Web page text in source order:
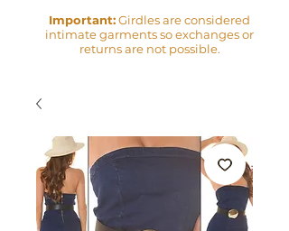
Important:Girdles are considered
intimate garments so exchanges or
returns are not possible.